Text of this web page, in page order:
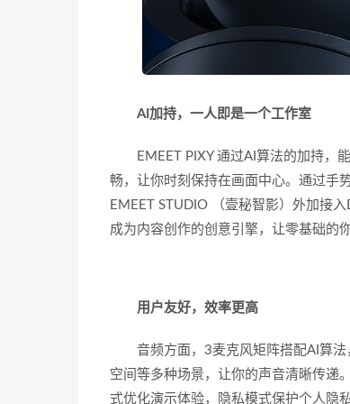
AI加持，一人即是一个工作室
EMEET PIXY 通过AI算法的加持，
畅，让你时刻保持在画面中心。通过手
EMEET STUDIO （壹秘智影）外加接
成为内容创作的创意引擎，让零基础的
用户友好，效率更高
音频方面，3麦克风矩阵搭配AI算
空间等多种场景，让你的声音清晰传递
式优化演示体验，隐私模式保护个人隐